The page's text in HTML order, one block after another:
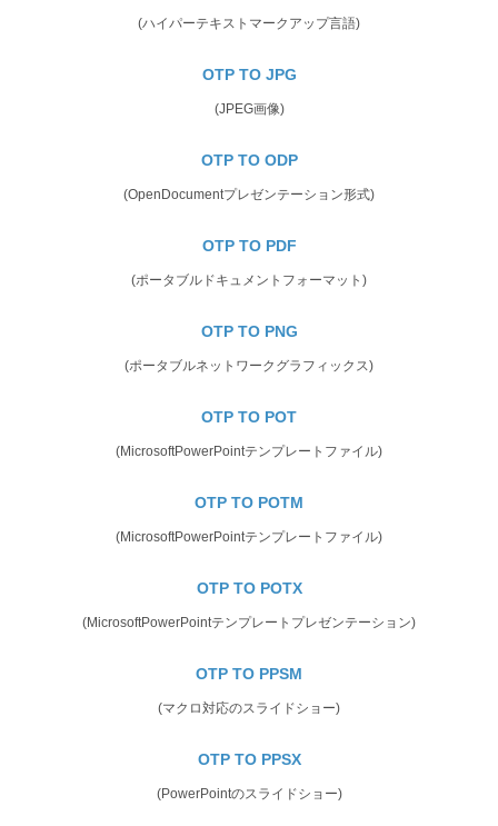
(ハイパーテキストマークアップ言語)
OTP TO JPG
(JPEG画像)
OTP TO ODP
(OpenDocumentプレゼンテーション形式)
OTP TO PDF
(ポータブルドキュメントフォーマット)
OTP TO PNG
(ポータブルネットワークグラフィックス)
OTP TO POT
(MicrosoftPowerPointテンプレートファイル)
OTP TO POTM
(MicrosoftPowerPointテンプレートファイル)
OTP TO POTX
(MicrosoftPowerPointテンプレートプレゼンテーション)
OTP TO PPSM
(マクロ対応のスライドショー)
OTP TO PPSX
(PowerPointのスライドショー)